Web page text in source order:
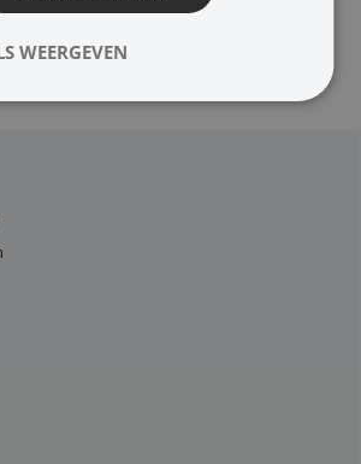
WEERGEVEN